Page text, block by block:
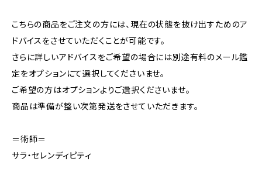
こちらの商品をご注文の方には、現在の状態を抜け出すためのア
ドバイスをさせていただくことが可能です。
さらに詳しいアドバイスをご希望の場合には別途有料のメール鑑
定をオプションにて選択してくださいませ。
ご希望の方はオプションよりご選択くださいませ。
商品は準備が整い次第発送をさせていただきます。
＝術師＝
サラ・セレンディピティ